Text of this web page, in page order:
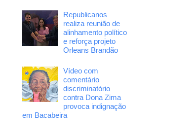
Republicanos
realiza reunião de
alinhamento político
e reforça projeto
Orleans Brandão
Vídeo com
comentário
discriminatório
contra Dona Zima
provoca indignação
em Bacabeira